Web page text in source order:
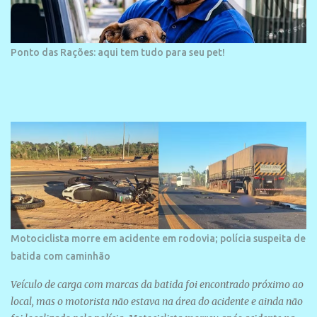
Ponto das Rações: aqui tem tudo para seu pet!
Motociclista morre em acidente em rodovia; polícia suspeita de
batida com caminhão
Veículo de carga com marcas da batida foi encontrado próximo ao
local, mas o motorista não estava na área do acidente e ainda não